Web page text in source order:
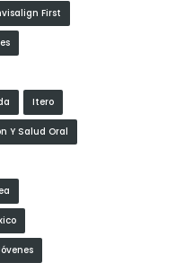
First
Itero
Y Salud Oral